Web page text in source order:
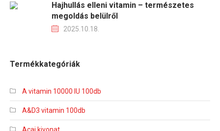
Hajhullás elleni vitamin – természetes
megoldás belülről
2025.10.18.
Termékkategóriák
A vitamin 10000 IU 100db
A&D3 vitamin 100db